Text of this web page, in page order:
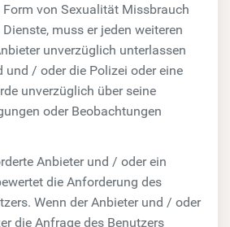
Form von Sexualität Missbrauch
muss er jeden weiteren
unverzüglich unterlassen
und / oder die Polizei oder eine
unverzüglich über seine
oder Beobachtungen
Anbieter und / oder ein
die Anforderung des
Wenn der Anbieter und / oder
die Anfrage des Benutzers